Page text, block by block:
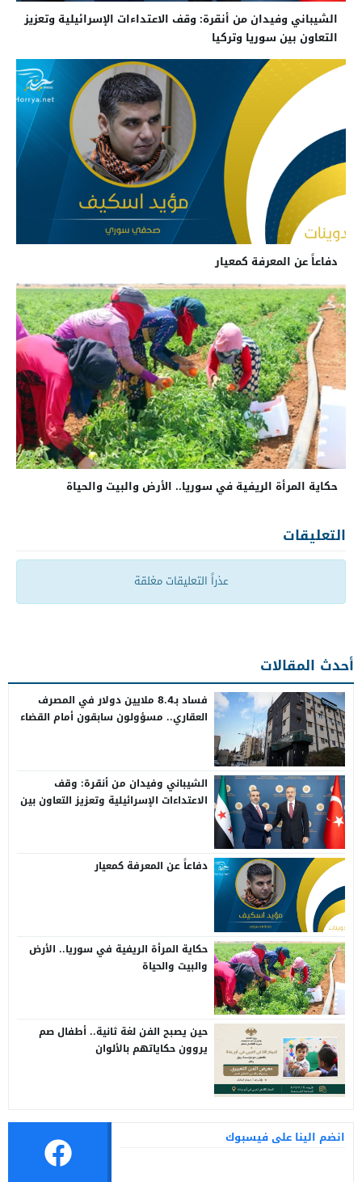
الشيباني وفيدان من أنقرة: وقف الاعتداءات الإسرائيلية وتعزيز
التعاون بين سوريا وتركيا
دفاعاً عن المعرفة كمعيار
حكاية المرأة الريفية في سوريا.. الأرض والبيت والحياة
التعليقات
عذراً التعليقات مغلقة
أحدث المقالات
فساد بـ8.4 ملايين دولار في المصرف
العقاري.. مسؤولون سابقون أمام القضاء
الشيباني وفيدان من أنقرة: وقف
الاعتداءات الإسرائيلية وتعزيز التعاون بين
دفاعاً عن المعرفة كمعيار
حكاية المرأة الريفية في سوريا.. الأرض
والبيت والحياة
حين يصبح الفن لغة ثانية.. أطفال صم
يروون حكاياتهم بالألوان
انضم الينا على فيسبوك